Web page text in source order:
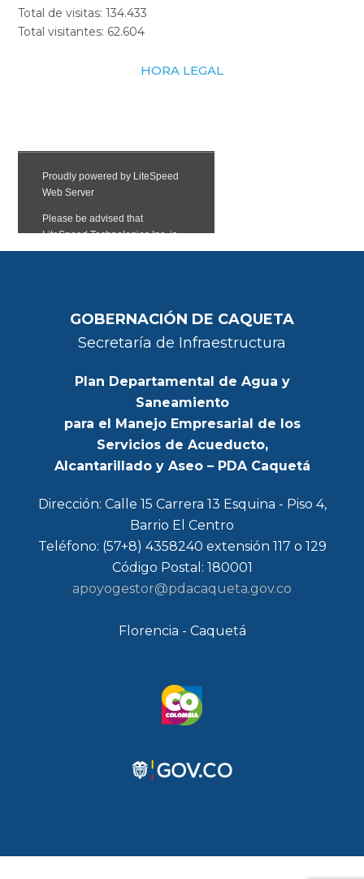
Total de visitas:134.433
Total visitantes: 62.604
HORA LEGAL
GOBERNACIÓN DE CAQUETA
Secretaría de Infraestructura
Plan Departamental de Agua y
Saneamiento
para el Manejo Empresarial de los
Servicios de Acueducto,
Alcantarillado y Aseo – PDA Caquetá
Dirección: Calle 15 Carrera 13 Esquina - Piso 4,
Barrio El Centro
Teléfono: (57+8) 4358240 extensión 117 o 129
Código Postal: 180001
apoyogestor@pdacaqueta.gov.co
Florencia - Caquetá